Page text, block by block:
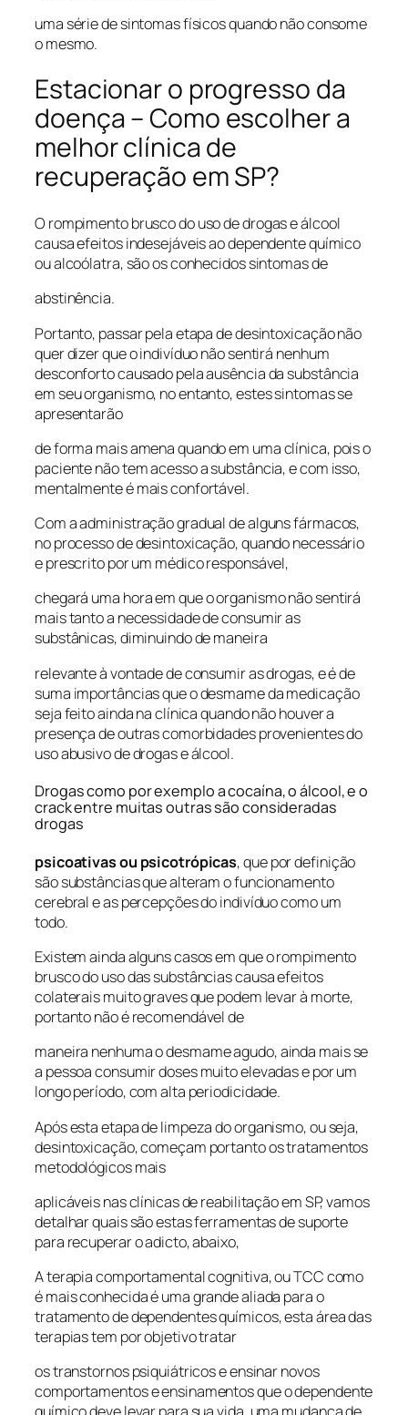
uma série de sintomas físicos quando não consome
o mesmo.
Estacionar o progresso da
doença – Como escolher a
melhor clínica de
recuperação em SP?
O rompimento brusco do uso de drogas e álcool
causa efeitos indesejáveis ao dependente químico
ou alcoólatra, são os conhecidos sintomas de
abstinência.
Portanto, passar pela etapa de desintoxicação não
quer dizer que o indivíduo não sentirá nenhum
desconforto causado pela ausência da substância
em seu organismo, no entanto, estes sintomas se
apresentarão
de forma mais amena quando em uma clínica, pois o
paciente não tem acesso a substância, e com isso,
mentalmente é mais confortável.
Com a administração gradual de alguns fármacos,
no processo de desintoxicação, quando necessário
e prescrito por um médico responsável,
chegará uma hora em que o organismo não sentirá
mais tanto a necessidade de consumir as
substânicas, diminuindo de maneira
relevante à vontade de consumir as drogas, e é de
suma importâncias que o desmame da medicação
seja feito ainda na clínica quando não houver a
presença de outras comorbidades provenientes do
uso abusivo de drogas e álcool.
Drogas como por exemplo a cocaína, o álcool, e o
crack entre muitas outras são consideradas
drogas
psicoativas ou psicotrópicas, que por definição
são substâncias que alteram o funcionamento
cerebral e as percepções do indivíduo como um
todo.
Existem ainda alguns casos em que o rompimento
brusco do uso das substâncias causa efeitos
colaterais muito graves que podem levar à morte,
portanto não é recomendável de
maneira nenhuma o desmame agudo, ainda mais se
a pessoa consumir doses muito elevadas e por um
longo período, com alta periodicidade.
Após esta etapa de limpeza do organismo, ou seja,
desintoxicação, começam portanto os tratamentos
metodológicos mais
aplicáveis nas clínicas de reabilitação em SP, vamos
detalhar quais são estas ferramentas de suporte
para recuperar o adicto, abaixo,
A terapia comportamental cognitiva, ou TCC como
é mais conhecida é uma grande aliada para o
tratamento de dependentes químicos, esta área das
terapias tem por objetivo tratar
os transtornos psiquiátricos e ensinar novos
comportamentos e ensinamentos que o dependente